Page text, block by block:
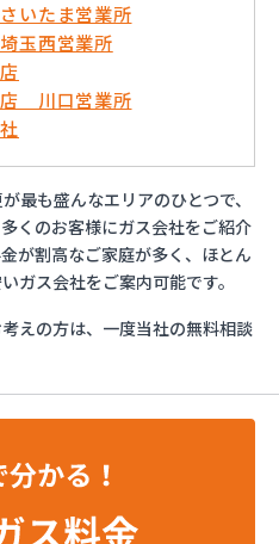
いたま営業所
玉西営業所
川口営業所
センター
橋営業所
日部営業所
支店
山支店
最も盛んなエリアのひとつで、
くのお客様にガス会社をご紹介
が割高なご家庭が多く、ほとん
ガス会社をご案内可能です。
えの方は、一度当社の無料相談